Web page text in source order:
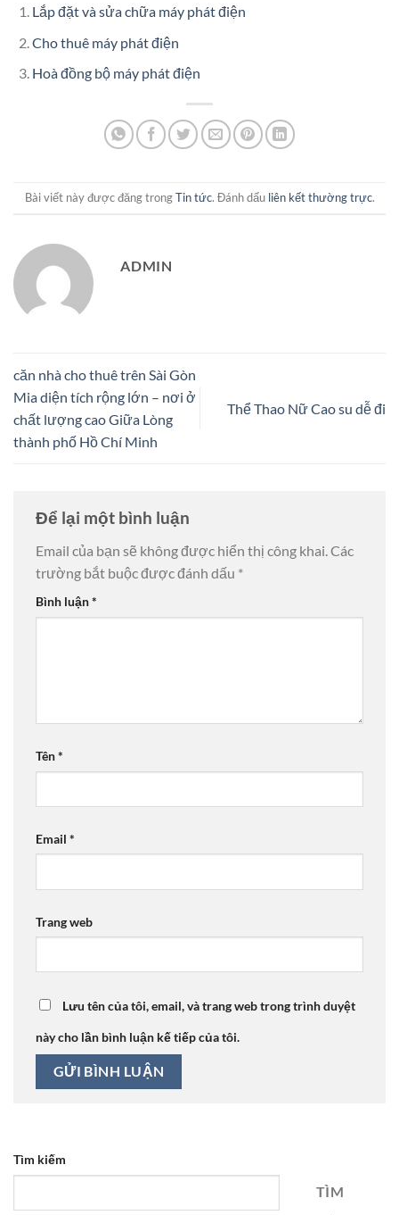
Lắp đặt và sửa chữa máy phát điện
Cho thuê máy phát điện
Hoà đồng bộ máy phát điện
Bài viết này được đăng trongTin tức. Đánh dấu liên kết thường trực.
ADMIN
căn nhà cho thuê trên Sài Gòn
Mia diện tích rộng lớn – nơi ở
chất lượng cao Giữa Lòng
thành phố Hồ Chí Minh
Thể Thao Nữ Cao su dễ đi
Để lại một bình luận
Email của bạn sẽ không được hiển thị công khai.Các
trường bắt buộc được đánh dấu *
Bình luận*
Tên*
Email *
Trang web
Lưu tên của tôi, email, và trang web trong trình duyệt
này cho lần bình luận kế tiếp của tôi.
Tìm kiếm
TÌM